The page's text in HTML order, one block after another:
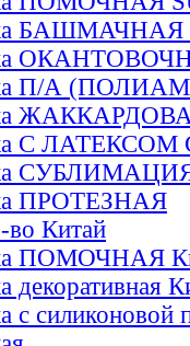
БАШМАЧНАЯ
П/А
С ЛАТЕКСОМ
ПРОТЕЗНАЯ
во Китай
ПОМОЧНАЯ
декоративная
с силиконовой